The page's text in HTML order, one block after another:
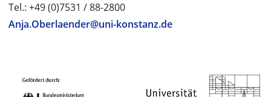
Tel.: +49 (0)7531 / 88-2800
Anja.Oberlaender@uni-konstanz.de